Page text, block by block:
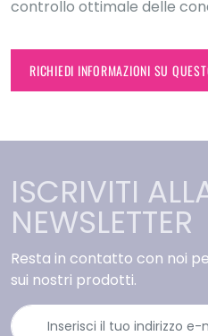
controllo ottimale delle
RICHIEDI INFORMAZIONI SU
ISCRIVITI
NEWSLETTER
Resta in contatto con noi
sui nostri prodotti.